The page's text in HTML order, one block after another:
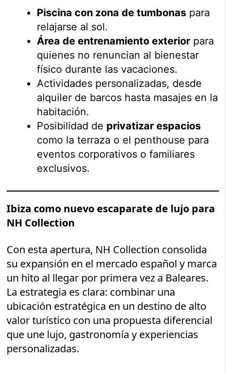
Piscina con zona de tumbonas para
relajarse al sol.
Área de entrenamiento exterior para
quienes no renuncian al bienestar
físico durante las vacaciones.
Actividades personalizadas, desde
alquiler de barcos hasta masajes en la
habitación.
Posibilidad de privatizar espacios
como la terraza o el penthouse para
eventos corporativos o familiares
exclusivos.
Ibiza como nuevo escaparate de lujo para
NH Collection
Con esta apertura, NH Collection consolida
su expansión en el mercado español y marca
un hito al llegar por primera vez a Baleares.
La estrategia es clara: combinar una
ubicación estratégica en un destino de alto
valor turístico con una propuesta diferencial
que une lujo, gastronomía y experiencias
personalizadas.